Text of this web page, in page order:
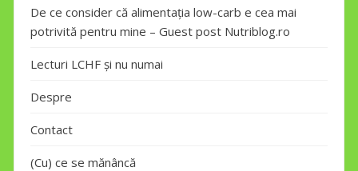
De ce consider că alimentația low-carb e cea mai
potrivită pentru mine – Guest post Nutriblog.ro
Lecturi LCHF și nu numai
Despre
Contact
(Cu) ce se mănâncă